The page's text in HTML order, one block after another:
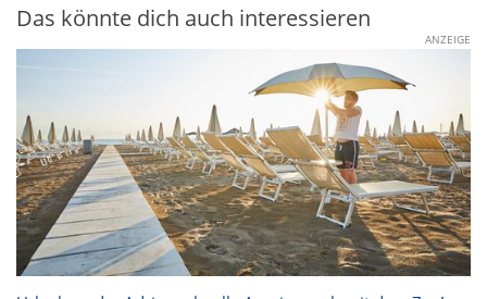
Das könnte dich auch interessieren
ANZEIGE